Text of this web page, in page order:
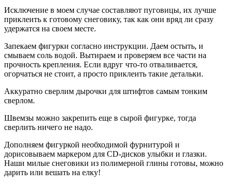
Исключение в моем случае составляют пуговицы, их лучше
приклеить к готовому снеговику, так как они вряд ли сразу
удержатся на своем месте.
Запекаем фигурки согласно инструкции. Даем остыть, и
смываем соль водой. Вытираем и проверяем все части на
прочность крепления. Если вдруг что-то отваливается,
огорчаться не стоит, а просто приклеить такие детальки.
Аккуратно сверлим дырочки для штифтов самым тонким
сверлом.
Швемзы можно закрепить еще в сырой фигурке, тогда
сверлить ничего не надо.
Дополняем фигуркой необходимой фурнитурой и
дорисовываем маркером для CD-дисков улыбки и глазки.
Наши милые снеговики из полимерной глины готовы, можно
дарить или вешать на елку!